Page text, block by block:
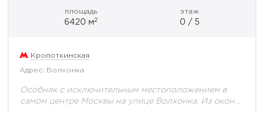
площадь
6420 м2
этаж
0 / 5
Кропоткинская
Адрес: Волхонка
Особняк с исключительным местоположением в
самом центре Москвы на улице Волхонка. Из окон